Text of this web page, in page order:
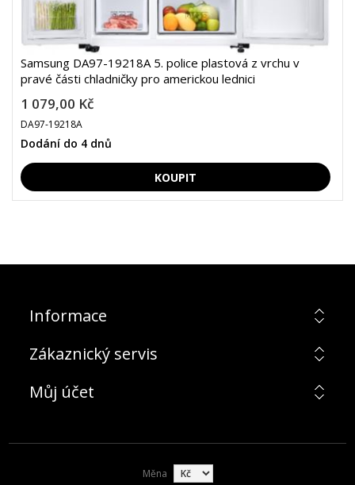
Samsung DA97-19218A 5. police plastová z vrchu v
pravé části chladničky pro americkou lednici
1 079,00 Kč
DA97-19218A
Dodání do 4 dnů
Informace
Zákaznický servis
Můj účet
Měna